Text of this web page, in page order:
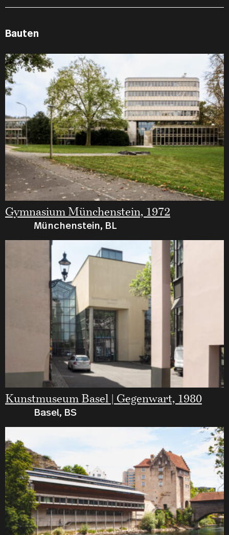
Bauten
Gymnasium Münchenstein, 1972
Münchenstein, BL
Kunstmuseum Basel | Gegenwart, 1980
Basel, BS